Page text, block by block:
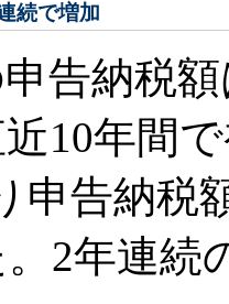
続で増加
告納税
10年間
申告納税
2年連続